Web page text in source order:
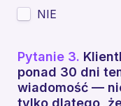
NIE
Pytanie 3.
ponad 30 dni
wiadomość —
tylko dlatego,